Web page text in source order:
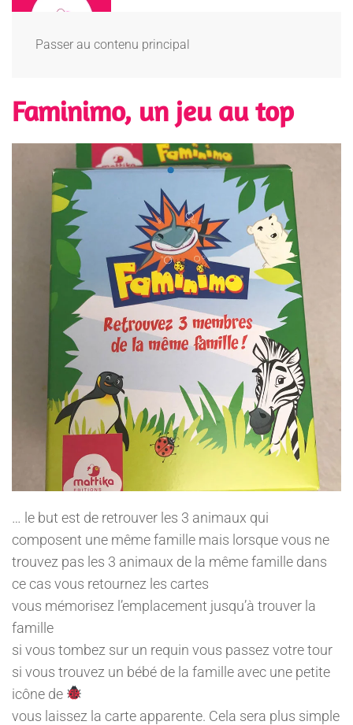
Passer au contenu principal
Faminimo, un jeu au top
… le but est de retrouver les 3 animaux qui
composent une même famille mais lorsque vous ne
trouvez pas les 3 animaux de la même famille dans
ce cas vous retournez les cartes
vous mémorisez l’emplacement jusqu’à trouver la
famille
si vous tombez sur un requin vous passez votre tour
si vous trouvez un bébé de la famille avec une petite
icône de
vous laissez la carte apparente. Cela sera plus simple